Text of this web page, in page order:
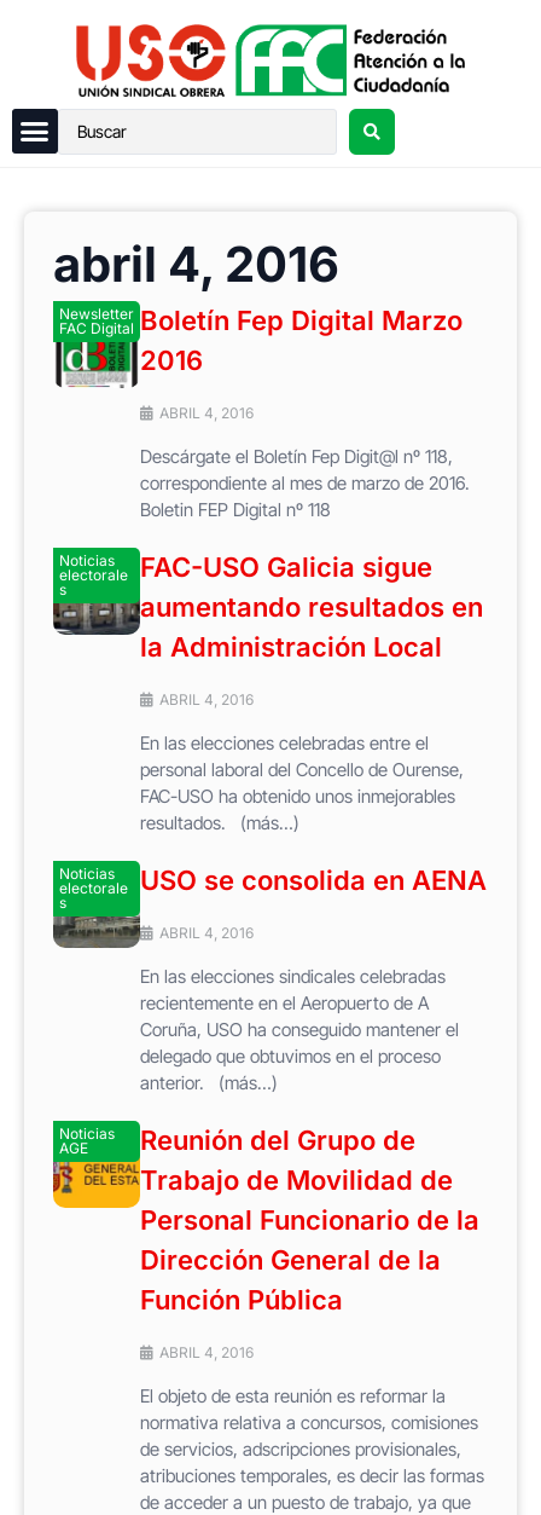
abril 4, 2016
Newsletter
FAC Digital Boletín Fep Digital Marzo
2016
ABRIL 4, 2016
Descárgate el Boletín Fep Digit@l nº 118,
correspondiente al mes de marzo de 2016.
Boletin FEP Digital nº 118
Noticias
electorale
s
FAC-USO Galicia sigue
aumentando resultados en
la Administración Local
ABRIL 4, 2016
En las elecciones celebradas entre el
personal laboral del Concello de Ourense,
FAC-USO ha obtenido unos inmejorables
resultados. (más…)
Noticias
electorale
s
USO se consolida en AENA
ABRIL 4, 2016
En las elecciones sindicales celebradas
recientemente en el Aeropuerto de A
Coruña, USO ha conseguido mantener el
delegado que obtuvimos en el proceso
anterior. (más…)
Noticias
AGE
Reunión del Grupo de
Trabajo de Movilidad de
Personal Funcionario de la
Dirección General de la
Función Pública
ABRIL 4, 2016
El objeto de esta reunión es reformar la
normativa relativa a concursos, comisiones
de servicios, adscripciones provisionales,
atribuciones temporales, es decir las formas
de acceder a un puesto de trabajo, ya que